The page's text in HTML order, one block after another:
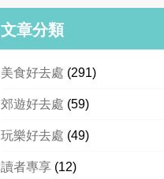
文章分類
美食好去處 (291)
郊遊好去處 (59)
玩樂好去處 (49)
讀者專享 (12)